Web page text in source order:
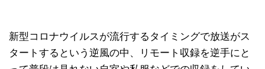
新型コロナウイルスが流行するタイミングで放送がス
タートするという逆風の中、リモート収録を逆手にと